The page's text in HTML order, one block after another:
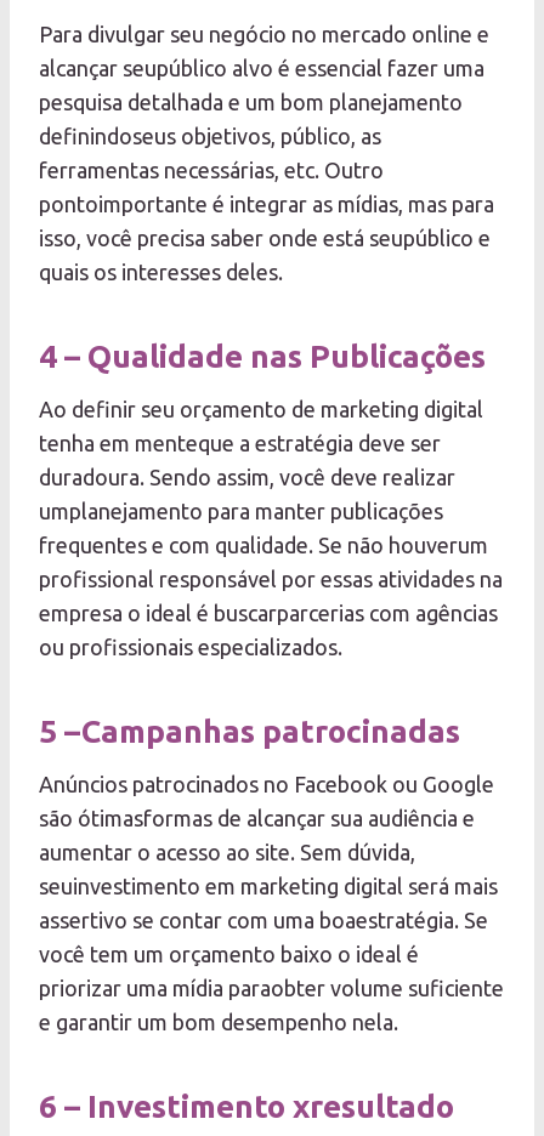
Para divulgar seu negócio no mercado online e
alcançar seupúblico alvo é essencial fazer uma
pesquisa detalhada e um bom planejamento
definindoseus objetivos, público, as
ferramentas necessárias, etc. Outro
pontoimportante é integrar as mídias, mas para
isso, você precisa saber onde está seupúblico e
quais os interesses deles.
4 – Qualidade nas Publicações
Ao definir seu orçamento de marketing digital
tenha em menteque a estratégia deve ser
duradoura. Sendo assim, você deve realizar
umplanejamento para manter publicações
frequentes e com qualidade. Se não houverum
profissional responsável por essas atividades na
empresa o ideal é buscarparcerias com agências
ou profissionais especializados.
5 –Campanhas patrocinadas
Anúncios patrocinados no Facebook ou Google
são ótimasformas de alcançar sua audiência e
aumentar o acesso ao site. Sem dúvida,
seuinvestimento em marketing digital será mais
assertivo se contar com uma boaestratégia. Se
você tem um orçamento baixo o ideal é
priorizar uma mídia paraobter volume suficiente
e garantir um bom desempenho nela.
6 – Investimento xresultado